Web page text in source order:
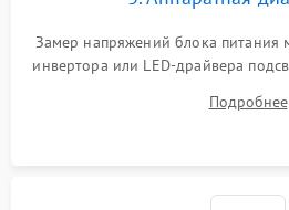
Поломка системы защиты
Замер напряжений блока питания
инвертора или LED-драйвера
питания скалера и тестирование
Подробнее